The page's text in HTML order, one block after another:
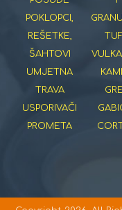
POKLOPCI,
REŠETKE,
ŠAHTOVI
UMJETNA
TRAVA
USPORIVAČI
PROMETA